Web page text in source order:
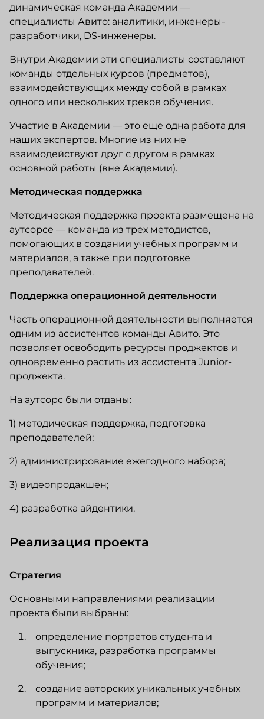
динамическая команда Академии —
специалисты Авито: аналитики, инженеры-
разработчики, DS-инженеры.
Внутри Академии эти специалисты составляют
команды отдельных курсов (предметов),
взаимодействующих между собой в рамках
одного или нескольких треков обучения.
Участие в Академии — это еще одна работа для
наших экспертов. Многие из них не
взаимодействуют друг с другом в рамках
основной работы (вне Академии).
Методическая поддержка
Методическая поддержка проекта размещена на
аутсорсе — команда из трех методистов,
помогающих в создании учебных программ и
материалов, а также при подготовке
преподавателей.
Поддержка операционной деятельности
Часть операционной деятельности выполняется
одним из ассистентов команды Авито. Это
позволяет освободить ресурсы проджектов и
одновременно растить из ассистента Junior-
проджекта.
На аутсорс были отданы:
1) методическая поддержка, подготовка
преподавателей;
2) администрирование ежегодного набора;
3) видеопродакшен;
4) разработка айдентики.
Реализация проекта
Стратегия
Основными направлениями реализации
проекта были выбраны:
определение портретов студента и
выпускника, разработка программы
обучения;
создание авторских уникальных учебных
программ и материалов;